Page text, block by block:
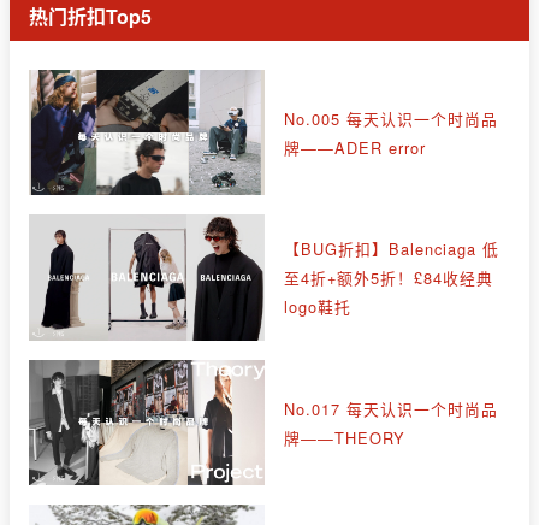
热门折扣Top5
No.005 每天认识一个时尚品
牌——ADER error
【BUG折扣】Balenciaga 低
至4折+额外5折！£84收经典
logo鞋托
No.017 每天认识一个时尚品
牌——THEORY